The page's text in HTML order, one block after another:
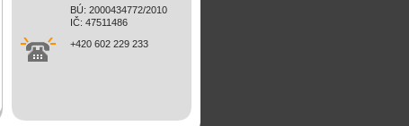
BÚ: 2000434772/2010
IČ: 47511486
+420 602 229 233